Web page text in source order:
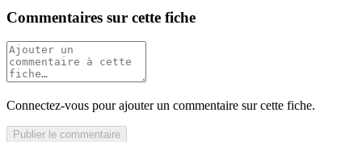
Commentaires sur cette fiche
Connectez-vous pour ajouter un commentaire sur cette fiche.
Publier le commentaire